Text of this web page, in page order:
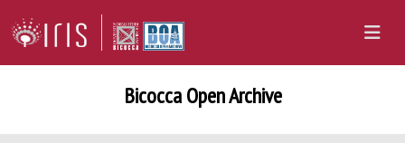
Bicocca Open Archive